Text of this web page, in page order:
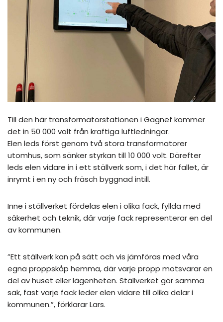
Till den här transformatorstationen i Gagnef kommer
det in 50 000 volt från kraftiga luftledningar.
Elen leds först genom två stora transformatorer
utomhus, som sänker styrkan till 10 000 volt. Därefter
leds elen vidare in i ett ställverk som, i det här fallet, är
inrymt i en ny och fräsch byggnad intill.
Inne i ställverket fördelas elen i olika fack, fyllda med
säkerhet och teknik, där varje fack representerar en del
av kommunen.
”Ett ställverk kan på sätt och vis jämföras med våra
egna proppskåp hemma, där varje propp motsvarar en
del av huset eller lägenheten. Ställverket gör samma
sak, fast varje fack leder elen vidare till olika delar i
kommunen.”, förklarar Lars.